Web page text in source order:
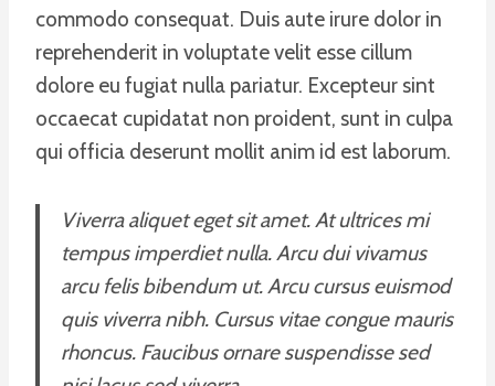
commodo consequat. Duis aute irure dolor in
reprehenderit in voluptate velit esse cillum
dolore eu fugiat nulla pariatur. Excepteur sint
occaecat cupidatat non proident, sunt in culpa
qui officia deserunt mollit anim id est laborum.
Viverra aliquet eget sit amet. At ultrices mi
tempus imperdiet nulla. Arcu dui vivamus
arcu felis bibendum ut. Arcu cursus euismod
quis viverra nibh. Cursus vitae congue mauris
rhoncus. Faucibus ornare suspendisse sed